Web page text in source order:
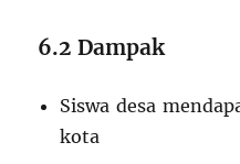
6.2 Dampak
Siswa desa
kota